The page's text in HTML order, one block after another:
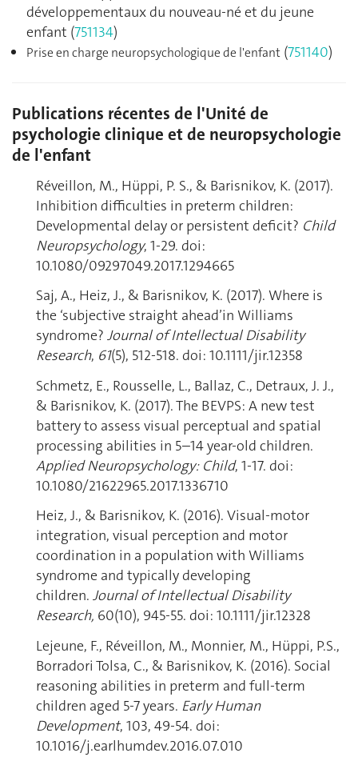
développementaux du nouveau-né et du jeune
enfant (751134)
Prise en charge neuropsychologique de l'enfant (751140)
Publications récentes de l'Unité de
psychologie clinique et de neuropsychologie
de l'enfant
Réveillon, M., Hüppi, P. S., & Barisnikov, K. (2017).
Inhibition difficulties in preterm children:
Developmental delay or persistent deficit? Child
Neuropsychology, 1-29. doi:
10.1080/09297049.2017.1294665
Saj, A., Heiz, J., & Barisnikov, K. (2017). Where is
the ‘subjective straight ahead’in Williams
syndrome? Journal of Intellectual Disability
Research, 61(5), 512-518. doi: 10.1111/jir.12358
Schmetz, E., Rousselle, L., Ballaz, C., Detraux, J. J.,
& Barisnikov, K. (2017). The BEVPS: A new test
battery to assess visual perceptual and spatial
processing abilities in 5–14 year-old children.
Applied Neuropsychology: Child, 1-17. doi:
10.1080/21622965.2017.1336710
Heiz, J., & Barisnikov, K. (2016). Visual-motor
integration, visual perception and motor
coordination in a population with Williams
syndrome and typically developing
children. Journal of Intellectual Disability
Research, 60(10), 945-55. doi: 10.1111/jir.12328
Lejeune, F., Réveillon, M., Monnier, M., Hüppi, P.S.,
Borradori Tolsa, C., & Barisnikov, K. (2016). Social
reasoning abilities in preterm and full-term
children aged 5-7 years. Early Human
Development, 103, 49-54. doi:
10.1016/j.earlhumdev.2016.07.010